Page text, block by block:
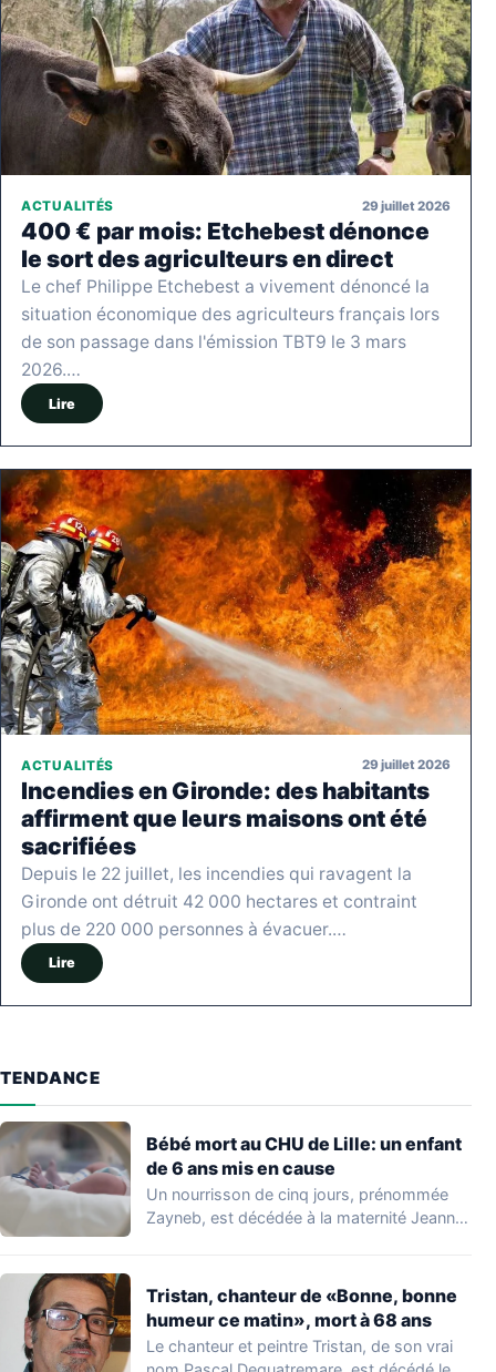
ACTUALITÉS 29 juillet 2026
400 € par mois: Etchebest dénonce
le sort des agriculteurs en direct
Le chef Philippe Etchebest a vivement dénoncé la
situation économique des agriculteurs français lors
de son passage dans l'émission TBT9 le 3 mars
2026.…
Lire
ACTUALITÉS 29 juillet 2026
Incendies en Gironde: des habitants
affirment que leurs maisons ont été
sacrifiées
Depuis le 22 juillet, les incendies qui ravagent la
Gironde ont détruit 42 000 hectares et contraint
plus de 220 000 personnes à évacuer.…
Lire
TENDANCE
Bébé mort au CHU de Lille: un enfant
de 6 ans mis en cause
Un nourrisson de cinq jours, prénommée
Zayneb, est décédée à la maternité Jeanne
Tristan, chanteur de «Bonne, bonne
humeur ce matin», mort à 68 ans
Le chanteur et peintre Tristan, de son vrai